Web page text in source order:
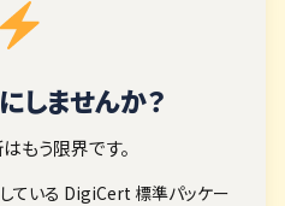
にしませんか？
もう限界です。
ている DigiCert 標準パッケー